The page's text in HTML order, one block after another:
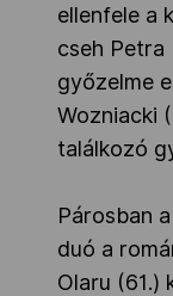
ellenfele a
cseh Petra
győzelme
Wozniacki
találkozó
Párosban
duó a
Olaru (61.)